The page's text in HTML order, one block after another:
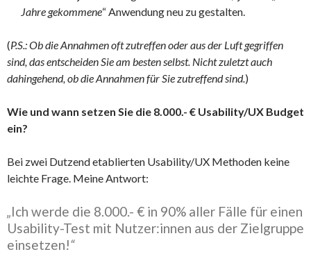
Jahre gekommene“ Anwendung neu zu gestalten.
(P.S.: Ob die Annahmen oft zutreffen oder aus der Luft gegriffen
sind, das entscheiden Sie am besten selbst. Nicht zuletzt auch
dahingehend, ob die Annahmen für Sie zutreffend sind.)
Wie und wann setzen Sie die 8.000.- € Usability/UX Budget
ein?
Bei zwei Dutzend etablierten Usability/UX Methoden keine
leichte Frage. Meine Antwort:
„Ich werde die 8.000.- € in 90% aller Fälle für einen
Usability-Test mit Nutzer:innen aus der Zielgruppe
einsetzen!“